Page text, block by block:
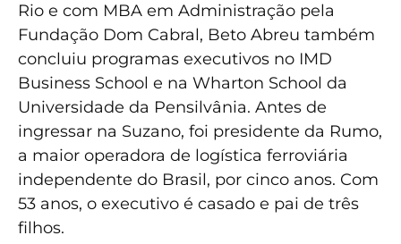
Rio e com MBA em Administração pela
Fundação Dom Cabral, Beto Abreu também
concluiu programas executivos no IMD
Business School e na Wharton School da
Universidade da Pensilvânia. Antes de
ingressar na Suzano, foi presidente da Rumo,
a maior operadora de logística ferroviária
independente do Brasil, por cinco anos. Com
53 anos, o executivo é casado e pai de três
filhos.